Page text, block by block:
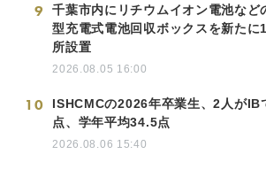
9
千葉市内にリチウムイオン電池など
型充電式電池回収ボックスを新たに
所設置
2026.08.05 16:00
10
ISHCMCの2026年卒業生、2人がIB
点、学年平均34.5点
2026.08.06 15:40